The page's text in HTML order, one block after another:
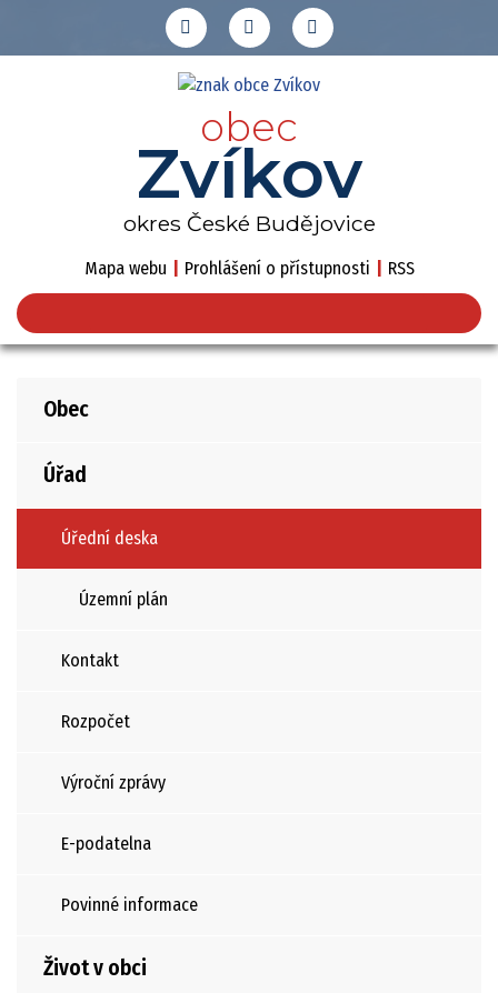
obec
Zvíkov
okres České Budějovice
Mapa webu Prohlášení o přístupnosti RSS
Obec
Úřad
Úřední deska
Územní plán
Kontakt
Rozpočet
Výroční zprávy
E-podatelna
Povinné informace
Život v obci